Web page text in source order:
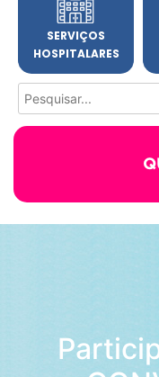
SERVIÇOS
HOSPITALARES